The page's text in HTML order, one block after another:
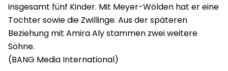
insgesamt fünf Kinder. Mit Meyer-Wölden hat er eine
Tochter sowie die Zwillinge. Aus der späteren
Beziehung mit Amira Aly stammen zwei weitere
Söhne.